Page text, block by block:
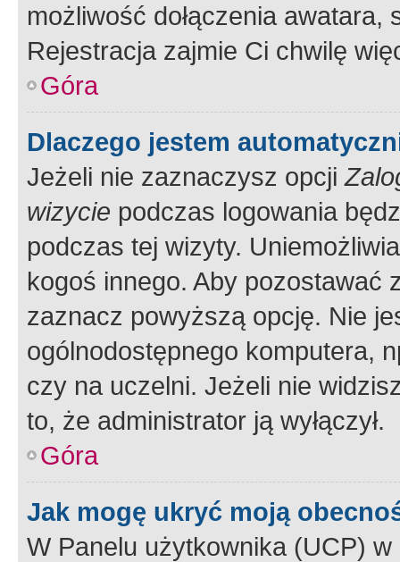
możliwość dołączenia
Rejestracja zajmie Ci chwilę
Góra
Dlaczego jestem
Jeżeli nie zaznaczysz opcji
wizycie podczas logowania
podczas tej wizyty.
kogoś innego. Aby pozostawać
zaznacz powyższą opcję. Nie
ogólnodostępnego komputera,
czy na uczelni. Jeżeli nie
to, że administrator ją wyłączył.
Góra
Jak mogę ukryć moją
W Panelu użytkownika (UCP) w